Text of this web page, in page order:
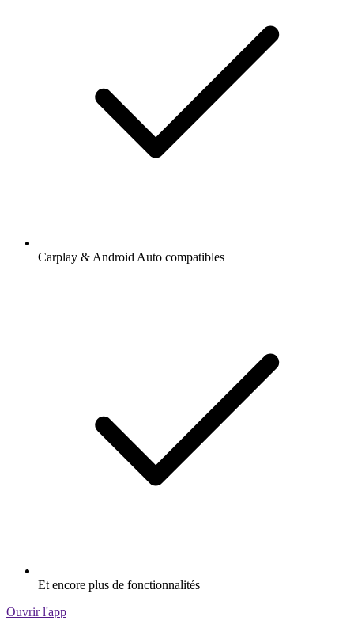
Carplay & Android Auto compatibles
Et encore plus de fonctionnalités
Ouvrir l'app